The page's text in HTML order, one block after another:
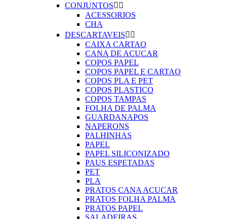
CONJUNTOS 
ACESSORIOS
CHA
DESCARTAVEIS 
CAIXA CARTAO
CANA DE ACUCAR
COPOS PAPEL
COPOS PAPEL E CARTAO
COPOS PLA E PET
COPOS PLASTICO
COPOS TAMPAS
FOLHA DE PALMA
GUARDANAPOS
NAPERONS
PALHINHAS
PAPEL
PAPEL SILICONIZADO
PAUS ESPETADAS
PET
PLA
PRATOS CANA ACUCAR
PRATOS FOLHA PALMA
PRATOS PAPEL
SALADEIRAS